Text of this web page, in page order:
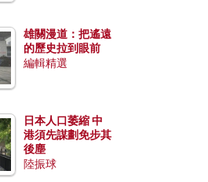
雄關漫道：把遙遠
的歷史拉到眼前
編輯精選
日本人口萎縮 中
港須先謀劃免步其
後塵
陸振球